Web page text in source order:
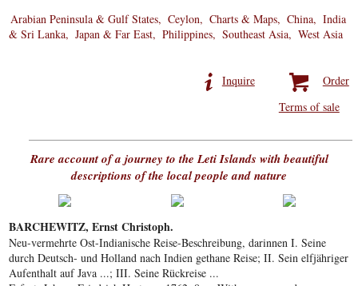
Arabian Peninsula & Gulf States
Ceylon Charts & Maps China
India
& Sri Lanka
Japan & Far East Philippines Southeast Asia West Asia
Order
Inquire
Terms of sale
Rare account of a journey to the Leti Islands with beautiful
descriptions of the local people and nature
BARCHEWITZ, Ernst Christoph.
Neu-vermehrte Ost-Indianische Reise-Beschreibung, darinnen I. Seine
durch Deutsch- und Holland nach Indien gethane Reise; II. Sein elfjähriger
Aufenthalt auf Java ...; III. Seine Rückreise ...